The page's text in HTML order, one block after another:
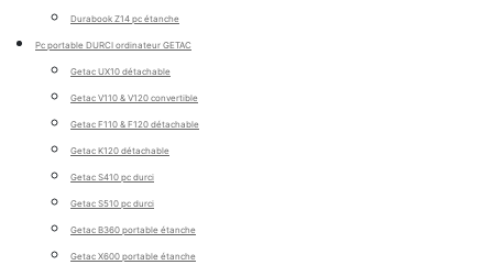
Durabook Z14 pc étanche
Pc portable DURCI ordinateur GETAC
Getac UX10 détachable
Getac V110 & V120 convertible
Getac F110 & F120 détachable
Getac K120 détachable
Getac S410 pc durci
Getac S510 pc durci
Getac B360 portable étanche
Getac X600 portable étanche